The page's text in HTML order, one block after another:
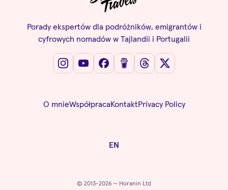
Porady ekspertów dla podróżników, emigrantów i
cyfrowych nomadów w Tajlandii i Portugalii
O mnieWspółpracaKontaktPrivacy Policy
EN
© 2013-2026 — Horanin Ltd